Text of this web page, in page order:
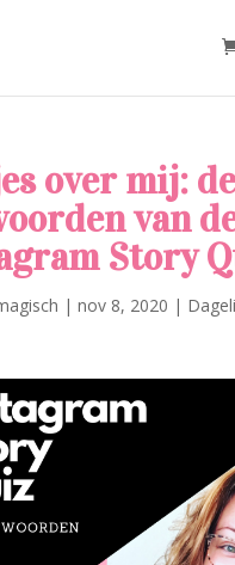
over mij: de
van
Story
| nov 8, 2020 |